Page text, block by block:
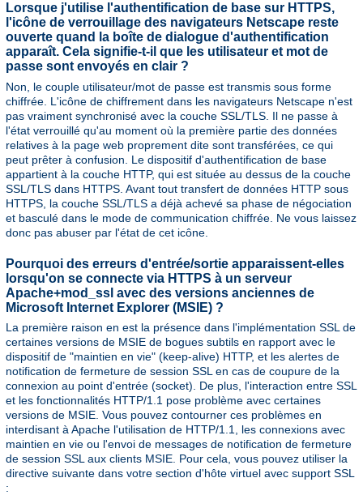
Lorsque j'utilise l'authentification de base sur HTTPS,
l'icône de verrouillage des navigateurs Netscape reste
ouverte quand la boîte de dialogue d'authentification
apparaît. Cela signifie-t-il que les utilisateur et mot de
passe sont envoyés en clair ?
Non, le couple utilisateur/mot de passe est transmis sous forme
chiffrée. L'icône de chiffrement dans les navigateurs Netscape n'est
pas vraiment synchronisé avec la couche SSL/TLS. Il ne passe à
l'état verrouillé qu'au moment où la première partie des données
relatives à la page web proprement dite sont transférées, ce qui
peut prêter à confusion. Le dispositif d'authentification de base
appartient à la couche HTTP, qui est située au dessus de la couche
SSL/TLS dans HTTPS. Avant tout transfert de données HTTP sous
HTTPS, la couche SSL/TLS a déjà achevé sa phase de négociation
et basculé dans le mode de communication chiffrée. Ne vous laissez
donc pas abuser par l'état de cet icône.
Pourquoi des erreurs d'entrée/sortie apparaissent-elles
lorsqu'on se connecte via HTTPS à un serveur
Apache+mod_ssl avec des versions anciennes de
Microsoft Internet Explorer (MSIE) ?
La première raison en est la présence dans l'implémentation SSL de
certaines versions de MSIE de bogues subtils en rapport avec le
dispositif de "maintien en vie" (keep-alive) HTTP, et les alertes de
notification de fermeture de session SSL en cas de coupure de la
connexion au point d'entrée (socket). De plus, l'interaction entre SSL
et les fonctionnalités HTTP/1.1 pose problème avec certaines
versions de MSIE. Vous pouvez contourner ces problèmes en
interdisant à Apache l'utilisation de HTTP/1.1, les connexions avec
maintien en vie ou l'envoi de messages de notification de fermeture
de session SSL aux clients MSIE. Pour cela, vous pouvez utiliser la
directive suivante dans votre section d'hôte virtuel avec support SSL
: